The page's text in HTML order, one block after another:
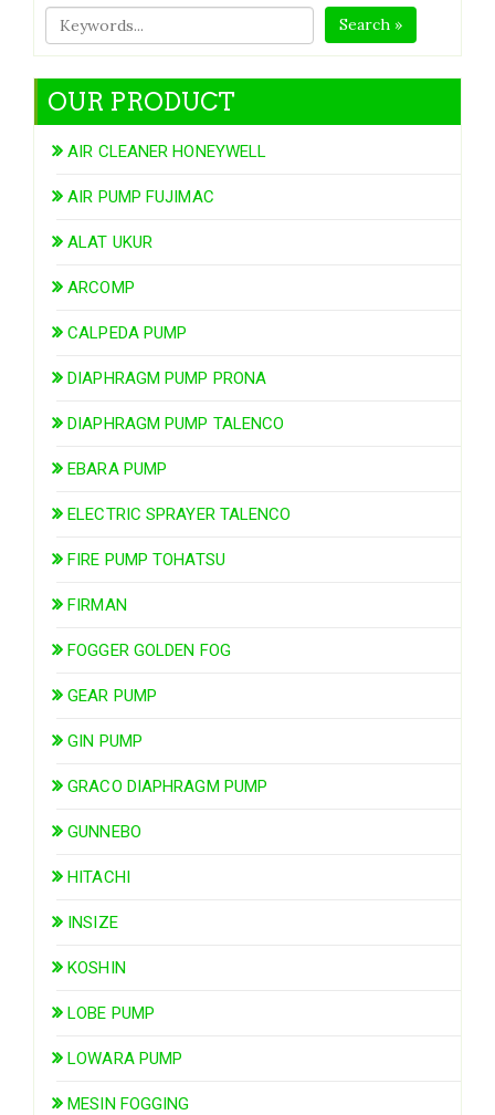
Search »
OUR PRODUCT
AIR CLEANER HONEYWELL
AIR PUMP FUJIMAC
ALAT UKUR
ARCOMP
CALPEDA PUMP
DIAPHRAGM PUMP PRONA
DIAPHRAGM PUMP TALENCO
EBARA PUMP
ELECTRIC SPRAYER TALENCO
FIRE PUMP TOHATSU
FIRMAN
FOGGER GOLDEN FOG
GEAR PUMP
GIN PUMP
GRACO DIAPHRAGM PUMP
GUNNEBO
HITACHI
INSIZE
KOSHIN
LOBE PUMP
LOWARA PUMP
MESIN FOGGING